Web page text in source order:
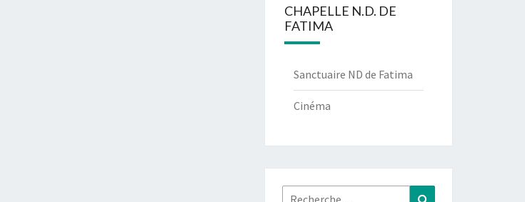
CHAPELLE N.D. DE
FATIMA
Sanctuaire ND de Fatima
Cinéma
Rechercher :